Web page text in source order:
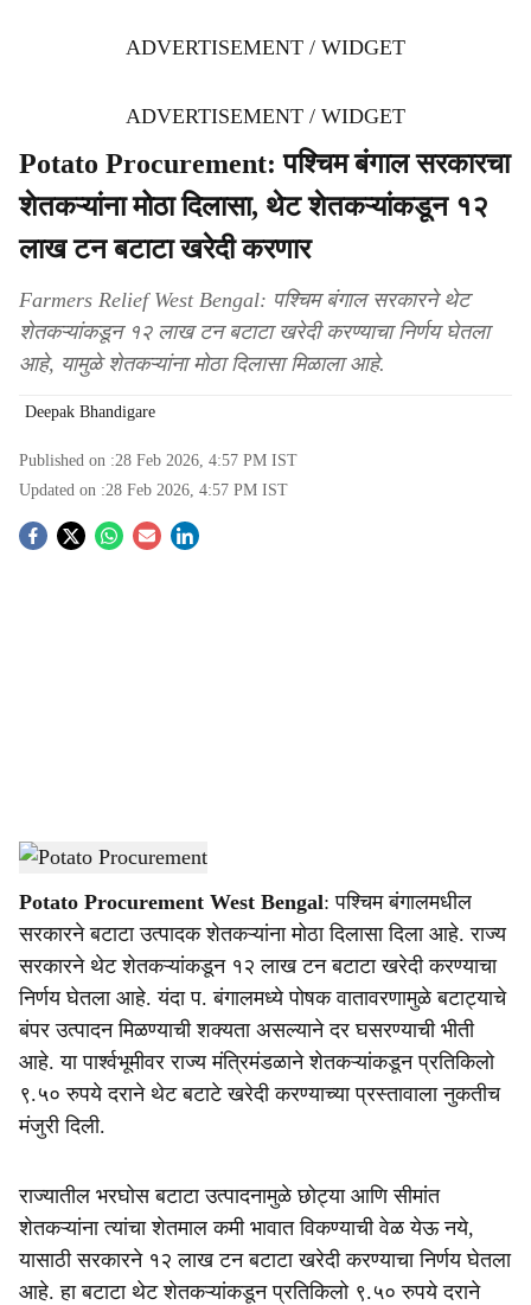
ADVERTISEMENT / WIDGET
ADVERTISEMENT / WIDGET
Potato Procurement: पश्चिम बंगाल सरकारचा
शेतकऱ्यांना मोठा दिलासा, थेट शेतकऱ्यांकडून १२
लाख टन बटाटा खरेदी करणार
Farmers Relief West Bengal: पश्चिम बंगाल सरकारने थेट
शेतकऱ्यांकडून १२ लाख टन बटाटा खरेदी करण्याचा निर्णय घेतला
आहे, यामुळे शेतकऱ्यांना मोठा दिलासा मिळाला आहे.
Deepak Bhandigare
Published on :28 Feb 2026, 4:57 PM IST
Updated on :28 Feb 2026, 4:57 PM IST
S
a
r
e
Potato Procurement-(Agrowon)
Potato Procurement West Bengal: पश्चिम बंगालमधील
सरकारने बटाटा उत्पादक शेतकऱ्यांना मोठा दिलासा दिला आहे. राज्य
सरकारने थेट शेतकऱ्यांकडून १२ लाख टन बटाटा खरेदी करण्याचा
निर्णय घेतला आहे. यंदा प. बंगालमध्ये पोषक वातावरणामुळे बटाट्याचे
बंपर उत्पादन मिळण्याची शक्यता असल्याने दर घसरण्याची भीती
आहे. या पार्श्वभूमीवर राज्य मंत्रिमंडळाने शेतकऱ्यांकडून प्रतिकिलो
९.५० रुपये दराने थेट बटाटे खरेदी करण्याच्या प्रस्तावाला नुकतीच
मंजुरी दिली.
राज्यातील भरघोस बटाटा उत्पादनामुळे छोट्या आणि सीमांत
शेतकऱ्यांना त्यांचा शेतमाल कमी भावात विकण्याची वेळ येऊ नये,
यासाठी सरकारने १२ लाख टन बटाटा खरेदी करण्याचा निर्णय घेतला
आहे. हा बटाटा थेट शेतकऱ्यांकडून प्रतिकिलो ९.५० रुपये दराने